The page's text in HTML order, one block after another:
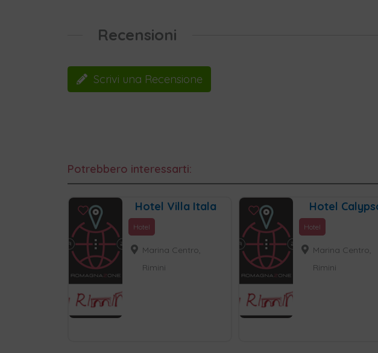
Recensioni
Scrivi una Recensione
Potrebbero interessarti:
Hotel Villa Itala
Hotel
Marina Centro,
Rimini
Hotel
Hotel
Marina Centro,
Rimini